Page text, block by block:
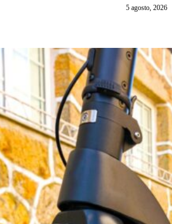
5 agosto, 2026